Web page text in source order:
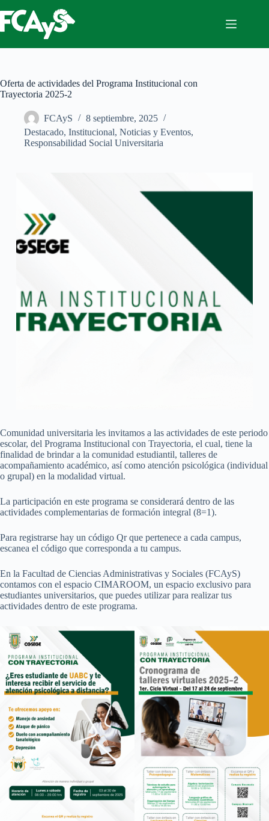
al
contenido
Oferta de actividades del Programa Institucional con
Trayectoria 2025-2
FCAyS
8 septiembre, 2025
Destacado, Institucional, Noticias y Eventos,
Responsabilidad Social Universitaria
Comunidad universitaria les invitamos a las actividades de este periodo
escolar, del Programa Institucional con Trayectoria, el cual, tiene la
finalidad de brindar a la comunidad estudiantil, talleres de
acompañamiento académico, así como atención psicológica (individual
o grupal) en la modalidad virtual.
La participación en este programa se considerará dentro de las
actividades complementarias de formación integral (8=1).
Para registrarse hay un código Qr que pertenece a cada campus,
escanea el código que corresponda a tu campus.
En la Facultad de Ciencias Administrativas y Sociales (FCAyS)
contamos con el espacio CIMAROOM, un espacio exclusivo para
estudiantes universitarios, que puedes utilizar para realizar tus
actividades dentro de este programa.